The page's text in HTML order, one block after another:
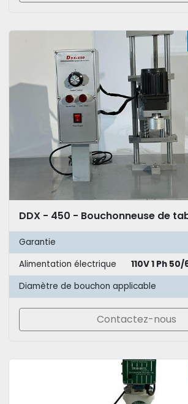
Garantie
Alimentation électrique
110V 1 Ph
Diamètre de bouchon applicable
Contactez-nous